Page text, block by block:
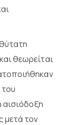
θεωρείται
του
αισιόδοξη
μετά τον